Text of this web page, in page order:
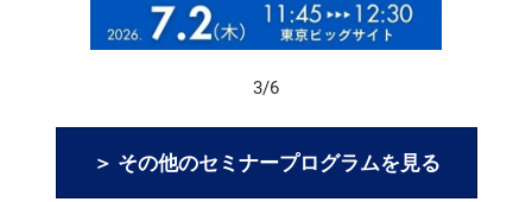
3/6
＞ その他のセミナープログラムを見る